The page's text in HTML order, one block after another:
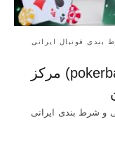
فوتبال ایرانی
آدرس جدید سایت پوکر بار (pokerbar) مرکز
و شرط بندی ایرانی